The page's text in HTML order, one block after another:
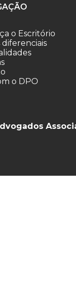
o Escritório
diferenciais
o DPO